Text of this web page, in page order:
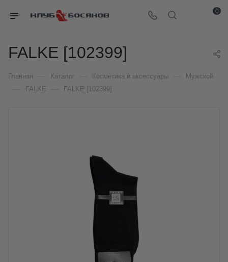
0
FALKE [102399]
Главная Каталог Косметика и аксессуары Мужской
FALKE FALKE [102399]